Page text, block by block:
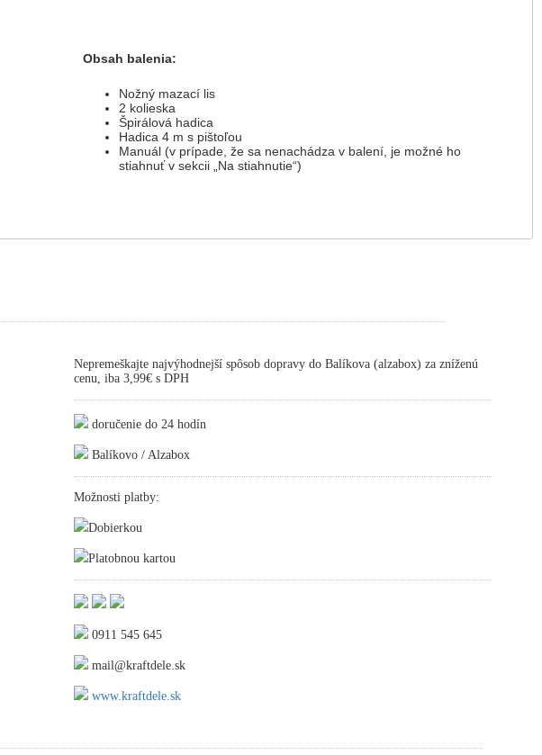
Obsah balenia:
Nožný mazací lis
2 kolieska
Špirálová hadica
Hadica 4 m s pištoľou
Manuál (v prípade, že sa nenachádza v balení, je možné ho
stiahnuť v sekcii „Na stiahnutie“)
Nepremeškajte najvýhodnejší spôsob dopravy do Balíkova (alzabox) za zníženú
cenu, iba 3,99€ s DPH
doručenie do 24 hodín
Balíkovo / Alzabox
Možnosti platby:
Dobierkou
Platobnou kartou
0911 545 645
mail@kraftdele.sk
www.kraftdele.sk